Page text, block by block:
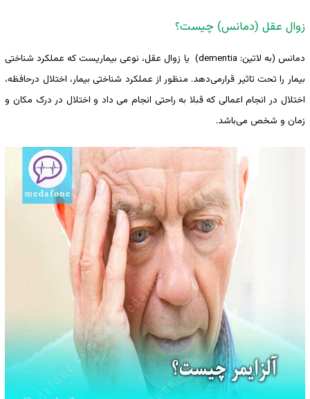
زوال عقل (دمانس) چیست؟
دمانس (به لاتین: dementia) یا زوال عقل، نوعی بیماریست که عملکرد شناختی
بیمار را تحت تاثیر قرارمی‌دهد. منظور از عملکرد شناختی بیمار، اختلال درحافظه،
اختلال در انجام اعمالی که قبلا به راحتی انجام می داد و اختلال در درک مکان و
زمان و شخص می‌باشد.